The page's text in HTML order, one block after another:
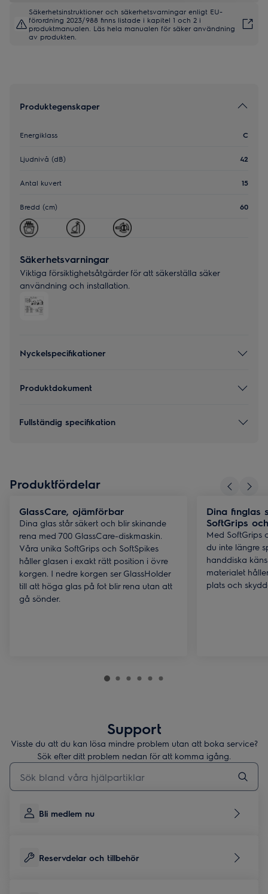
Säkerhetsinstruktioner och säkerhetsvarningar enligt EU-
förordning 2023/988 finns listade i kapitel 1 och 2 i
produktmanualen. Läs hela manualen för säker användning
av produkten.
Produktegenskaper
Energiklass C
Ljudnivå (dB) 42
Antal kuvert 15
Bredd (cm) 60
Säkerhetsvarningar
Viktiga försiktighetsåtgärder för att säkerställa säker
användning och installation.
Nyckelspecifikationer
Produktdokument
Fullständig specifikation
Produktfördelar
GlassCare, ojämförbar
Dina glas står säkert och blir skinande
rena med 700 GlassCare-diskmaskin.
Våra unika SoftGrips och SoftSpikes
håller glasen i exakt rätt position i övre
korgen. I nedre korgen ser GlassHolder
till att höga glas på fot blir rena utan att
gå sönder.
Dina finglas
SoftGrips
Med SoftGrips
du inte längre
handdiska
materialet
plats och
Support
Visste du att du kan lösa mindre problem utan att boka service?
Sök efter ditt problem nedan för att komma igång.
Skriv här för att söka i supportartiklar
Bli medlem nu
Reservdelar och tillbehör